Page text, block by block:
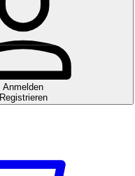
Anmelden
Registrieren